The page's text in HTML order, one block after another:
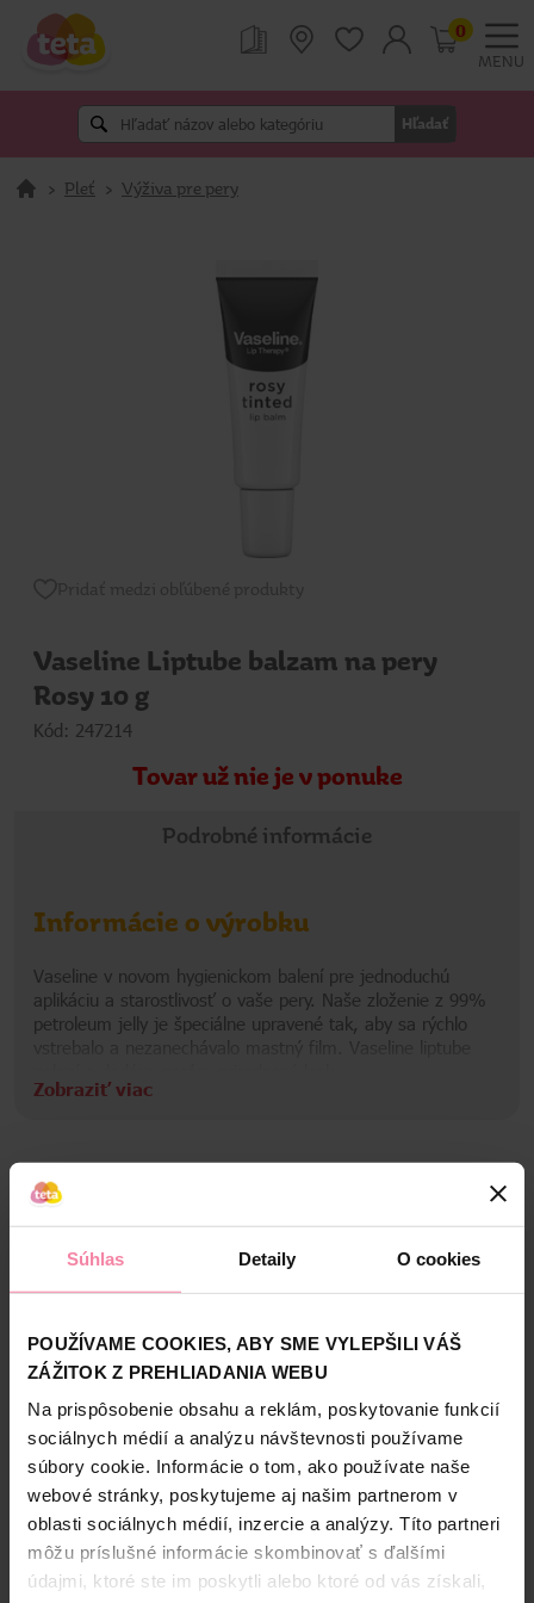
Súhlas Detaily O cookies
POUŽÍVAME COOKIES, ABY SME VYLEPŠILI VÁŠ
ZÁŽITOK Z PREHLIADANIA WEBU
Na prispôsobenie obsahu a reklám, poskytovanie funkcií
sociálnych médií a analýzu návštevnosti používame
súbory cookie. Informácie o tom, ako používate naše
webové stránky, poskytujeme aj našim partnerom v
oblasti sociálnych médií, inzercie a analýzy. Títo partneri
môžu príslušné informácie skombinovať s ďalšími
údajmi, ktoré ste im poskytli alebo ktoré od vás získali,
MENU
Hľadať
0
> Pleť > Výživa pre pery
Vaseline Liptube balzam na pery
Rosy 10 g
Kód: 247214
Tovar už nie je v ponuke
Podrobné informácie
Informácie o výrobku
Vaseline v novom hygienickom balení pre jednoduchú
aplikáciu a starostlivosť o vaše pery. Naše zloženie z 99%
petroleum jelly je špeciálne upravené tak, aby sa rýchlo
vstrebalo a nezanechávalo mastný film. Vaseline liptube
UNI
Zobraziť viac
Zloženie
High-contrast mode
Alternatívne produkty
NAŠA ZNAČKA